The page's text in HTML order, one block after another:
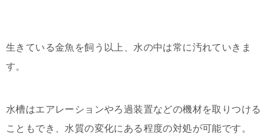
生きている金魚を飼う以上、水の中は常に汚れていきま
す。
水槽はエアレーションやろ過装置などの機材を取りつける
こともでき、水質の変化にある程度の対処が可能です。